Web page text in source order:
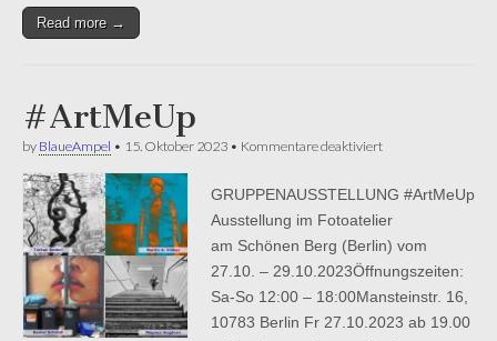
Read more →
#ArtMeUp
by BlaueAmpel • 15. Oktober 2023 • Kommentare deaktiviertfür
GRUPPENAUSSTELLUNG #ArtMeUp
Ausstellung im Fotoatelier
am Schönen Berg (Berlin) vom
27.10. – 29.10.2023Öffnungszeiten:
Sa-So 12:00 – 18:00Mansteinstr. 16,
10783 Berlin Fr 27.10.2023 ab 19.00